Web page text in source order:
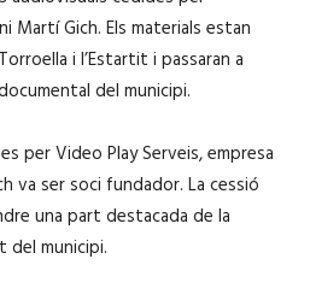
Martí Gich. Els materials estan
i l’Estartit i passaran a
del municipi.
per Video Play Serveis, empresa
va ser soci fundador. La cessió
una part destacada de la
del municipi.